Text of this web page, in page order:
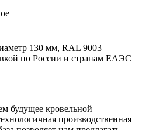
130 мм, RAL 9003
по России и странам ЕАЭС
будущее кровельной
производственная